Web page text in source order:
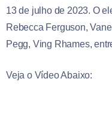
13 de julho de 2023. O
Rebecca Ferguson,
Pegg, Ving Rhames,
Veja o Vídeo Abaixo: